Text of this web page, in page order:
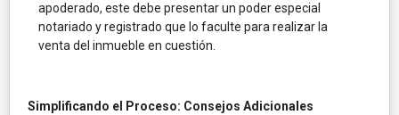
apoderado, este debe presentar un poder especial
notariado y registrado que lo faculte para realizar la
venta del inmueble en cuestión.
Simplificando el Proceso: Consejos Adicionales